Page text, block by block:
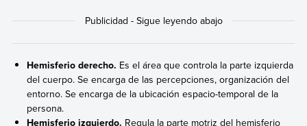
Hemisferio derecho. Es el área que controla la parte izquierda
del cuerpo. Se encarga de las percepciones, organización del
entorno. Se encarga de la ubicación espacio-temporal de la
persona.
Hemisferio izquierdo. Regula la parte motriz del hemisferio